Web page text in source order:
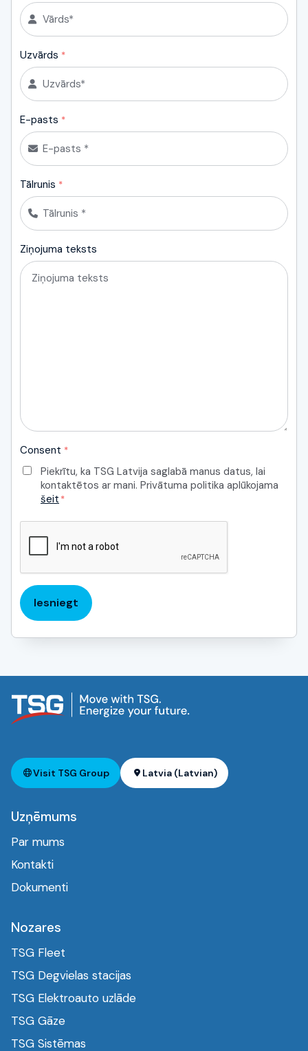
Uzvārds *
E-pasts *
Tālrunis *
Ziņojuma teksts
Consent *
Piekrītu, ka TSG Latvija saglabā manus datus, lai
kontaktētos ar mani. Privātuma politika aplūkojama
šeit *
Iesniegt
Visit TSG Group Latvia (Latvian)
Uzņēmums
Par mums
Kontakti
Dokumenti
Nozares
TSG Fleet
TSG Degvielas stacijas
TSG Elektroauto uzlāde
TSG Gāze
TSG Sistēmas